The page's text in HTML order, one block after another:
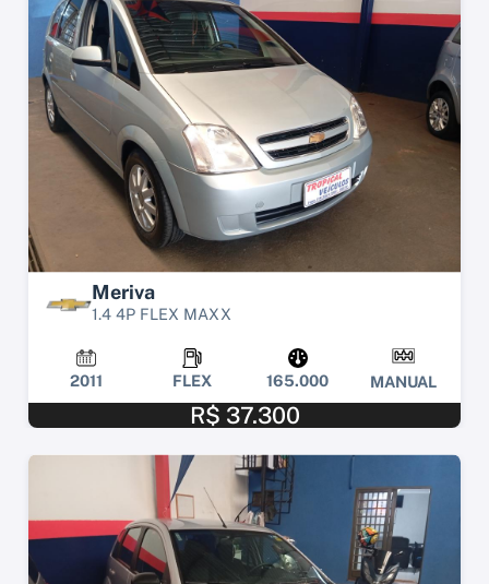
Meriva
1.4 4P FLEX MAXX
2011 FLEX 165.000 MANUAL
R$ 37.300